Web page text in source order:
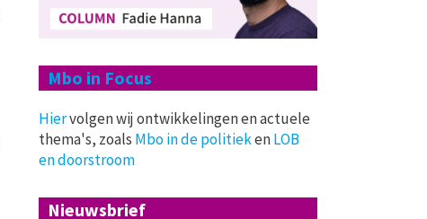
Mbo in Focus
Hiervolgen wij ontwikkelingen en actuele
thema's, zoals Mbo in de politiekenLOB
en doorstroom
Nieuwsbrief